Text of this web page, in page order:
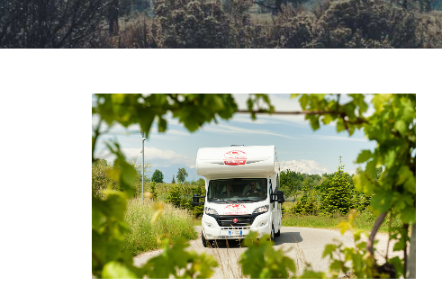
PREZZI-NOLEGGIO-
CAMPER-VACANZE-
CAMPER-AMICI-
CAMPER2GO.JPG